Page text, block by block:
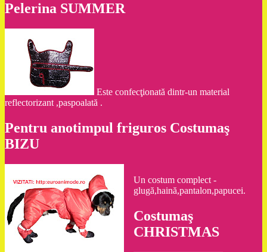
Pelerina SUMMER
Este confecţionată dintr-un material
reflectorizant ,paspoalată .
Pentru anotimpul friguros Costumaş
BIZU
Un costum complect -
glugă,haină,pantalon,papucei.
Costumaş
CHRISTMAS